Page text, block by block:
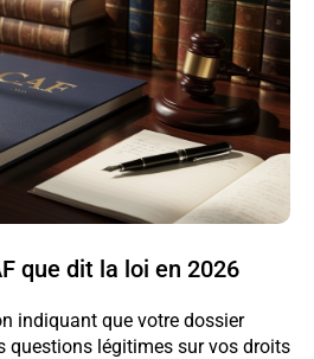
que dit la loi en 2026
indiquant que votre dossier
questions légitimes sur vos droits